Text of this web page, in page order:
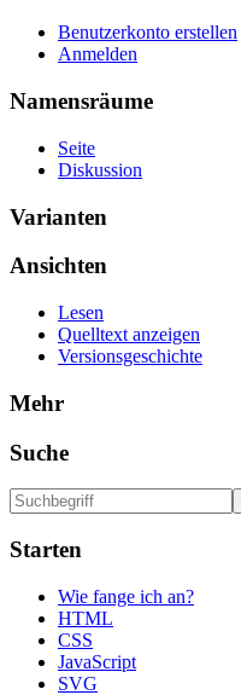
Benutzerkonto erstellen
Anmelden
Namensräume
Seite
Diskussion
Varianten
Ansichten
Lesen
Quelltext anzeigen
Versionsgeschichte
Mehr
Suche
Starten
Wie fange ich an?
HTML
CSS
JavaScript
SVG